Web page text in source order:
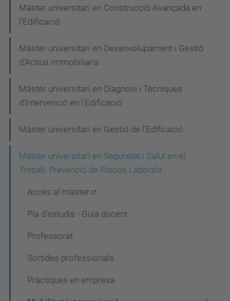
a
i
Màster universitari en Construcció Avançada en
l'Edificació
Màster universitari en Desenvolupament i Gestió
d’Actius Immobiliaris
Màster universitari en Diagnosi i Tècniques
d'Intervenció en l'Edificació
Màster universitari en Gestió de l'Edificació
Màster universitari en Seguretat i Salut en el
Treball: Prevenció de Riscos Laborals
Accés al màster
Pla d'estudis - Guia docent
Professorat
Sortides professionals
Pràctiques en empresa